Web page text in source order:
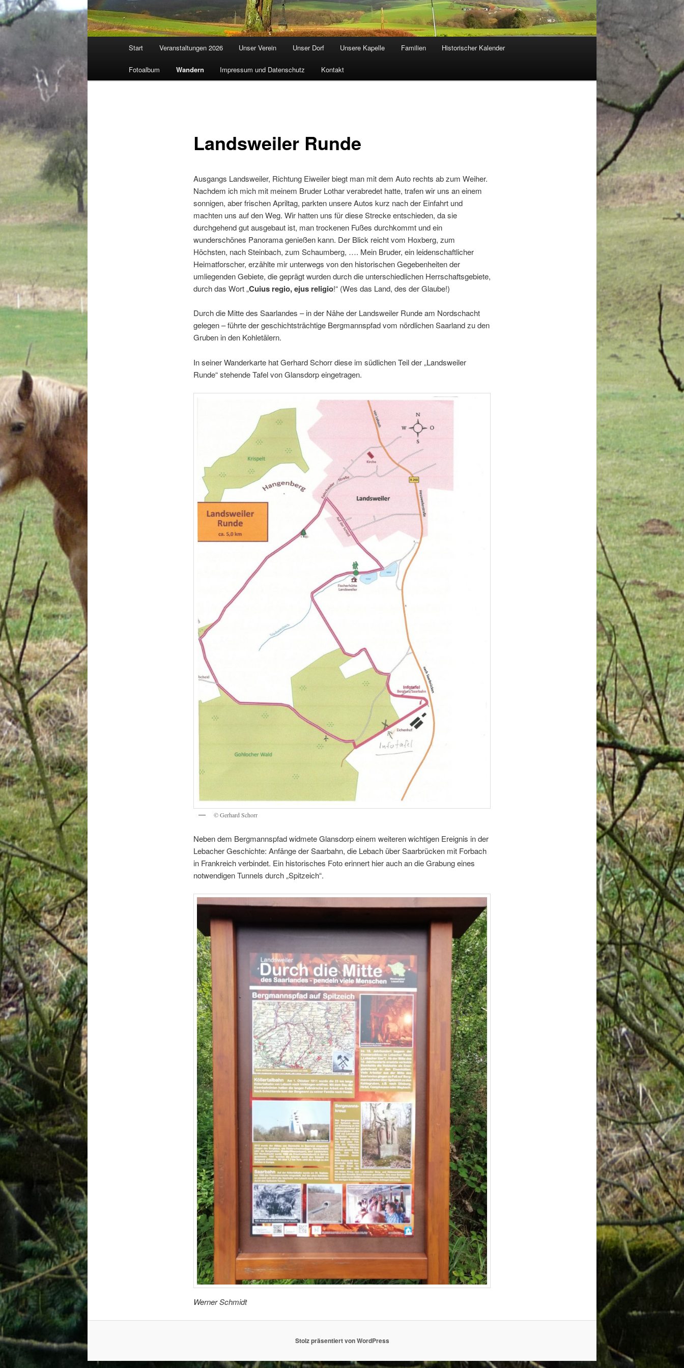
Start Veranstaltungen 2026 Unser Verein Unser Dorf Unsere Kapelle Familien Historischer Kalender
Fotoalbum Wandern Impressum und Datenschutz Kontakt
Landsweiler Runde
Ausgangs Landsweiler, Richtung Eiweiler biegt man mit dem Auto rechts ab zum Weiher.
Nachdem ich mich mit meinem Bruder Lothar verabredet hatte, trafen wir uns an einem
sonnigen, aber frischen Apriltag, parkten unsere Autos kurz nach der Einfahrt und
machten uns auf den Weg. Wir hatten uns für diese Strecke entschieden, da sie
durchgehend gut ausgebaut ist, man trockenen Fußes durchkommt und ein
wunderschönes Panorama genießen kann. Der Blick reicht vom Hoxberg, zum
Höchsten, nach Steinbach, zum Schaumberg, …. Mein Bruder, ein leidenschaftlicher
Heimatforscher, erzählte mir unterwegs von den historischen Gegebenheiten der
umliegenden Gebiete, die geprägt wurden durch die unterschiedlichen Herrschaftsgebiete,
durch das Wort „Cuius regio, ejus religio!“ (Wes das Land, des der Glaube!)
Durch die Mitte des Saarlandes – in der Nähe der Landsweiler Runde am Nordschacht
gelegen – führte der geschichtsträchtige Bergmannspfad vom nördlichen Saarland zu den
Gruben in den Kohletälern.
In seiner Wanderkarte hat Gerhard Schorr diese im südlichen Teil der „Landsweiler
Runde“ stehende Tafel von Glansdorp eingetragen.
© Gerhard Schorr
Neben dem Bergmannspfad widmete Glansdorp einem weiteren wichtigen Ereignis in der
Lebacher Geschichte: Anfänge der Saarbahn, die Lebach über Saarbrücken mit Forbach
in Frankreich verbindet. Ein historisches Foto erinnert hier auch an die Grabung eines
notwendigen Tunnels durch „Spitzeich“.
Werner Schmidt
Stolz präsentiert von WordPress